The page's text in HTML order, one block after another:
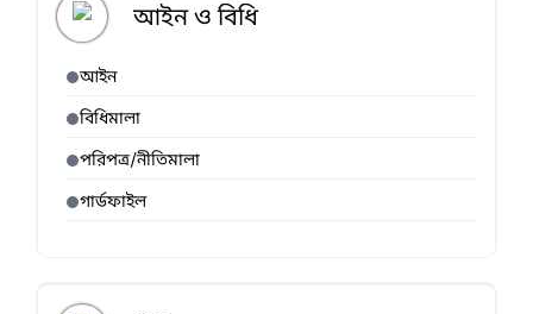
আইন ও বিধি
আইন
বিধিমালা
পরিপত্র/নীতিমালা
গার্ডফাইল